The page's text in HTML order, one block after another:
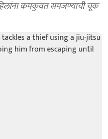
कमकुवत समजण्याची चूक